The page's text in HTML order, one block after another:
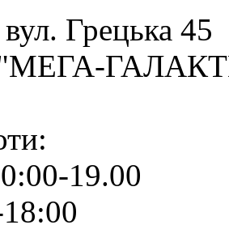
Грецька 45
"МЕГА-
19.00